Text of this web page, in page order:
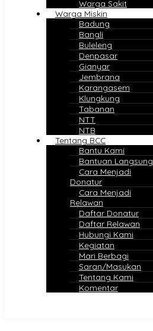
Warga Sakit
Warga Miskin
Badung
Bangli
Buleleng
Denpasar
Gianyar
Jembrana
Karangasem
Klungkung
Tabanan
NTT
NTB
Tentang BCC
Bantu Kami
Bantuan Langsung
Cara Menjadi
Donatur
Cara Menjadi
Relawan
Daftar Donatur
Daftar Relawan
Hubungi Kami
Kegiatan
Mari Berbagi
Saran/Masukan
Tentang Kami
Komentar